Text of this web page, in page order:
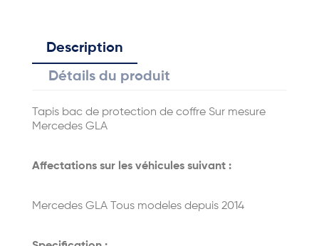
Description
Détails du produit
Tapis bac de protection de coffre Sur mesure
Mercedes GLA
Affectations sur les véhicules suivant :
Mercedes GLA Tous modeles depuis 2014